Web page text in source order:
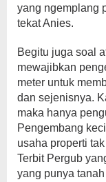
yang ngemplang
tekat Anies.
Begitu juga soal
mewajibkan
meter untuk
dan sejenisnya.
maka hanya
Pengembang
usaha properti
Terbit Pergub
yang punya